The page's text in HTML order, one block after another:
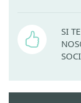
SI